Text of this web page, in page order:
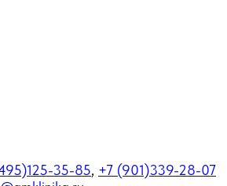
35-85, +7 (901)339-28-07